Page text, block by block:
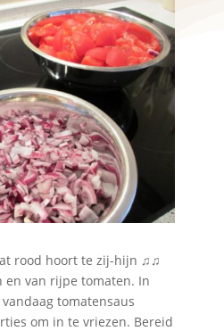
rood hoort te zij-hijn ♫♫
en van rijpe tomaten. In
tomatensaus
om in te vriezen. Bereid